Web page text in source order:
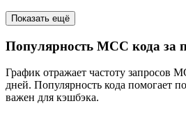
Показать ещё
Популярность MCC кода за
График отражает частоту запросов
дней. Популярность кода помогает
важен для кэшбэка.